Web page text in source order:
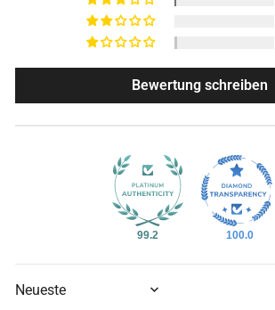
Bewertung schreiben
99.2 100.0
SORT BY